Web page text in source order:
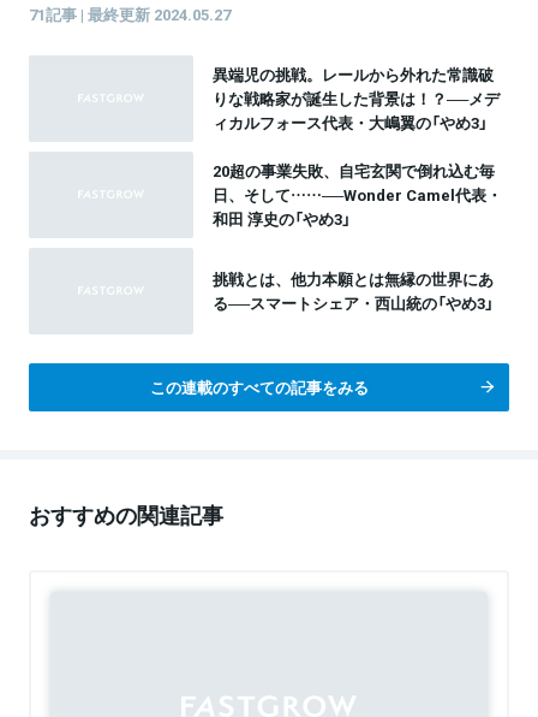
71記事 | 最終更新 2024.05.27
異端児の挑戦。レールから外れた常識破
りな戦略家が誕生した背景は！？──メデ
ィカルフォース代表・大嶋翼の「やめ3」
20超の事業失敗、自宅玄関で倒れ込む毎
日、そして……──Wonder Camel代表・
和田 淳史の「やめ3」
挑戦とは、他力本願とは無縁の世界にあ
る──スマートシェア・西山統の「やめ3」
この連載のすべての記事をみる
おすすめの関連記事